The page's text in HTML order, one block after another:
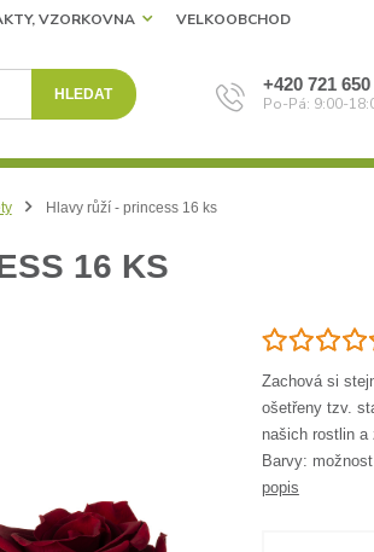
VZORKOVNA VELKOOBCHOD
HLEDAT +420 721 650
Po-Pá: 9:00-
Hlavy růží - princess 16 ks
16 KS
Zachová si
ošetřeny tzv.
našich rostlin a
Barvy:
popis